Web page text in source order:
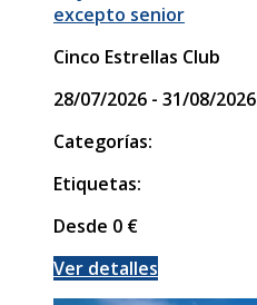
excepto senior
Cinco Estrellas Club
28/07/2026 - 31/08/2026
Categorías:
Etiquetas:
Desde 0 €
Ver detalles